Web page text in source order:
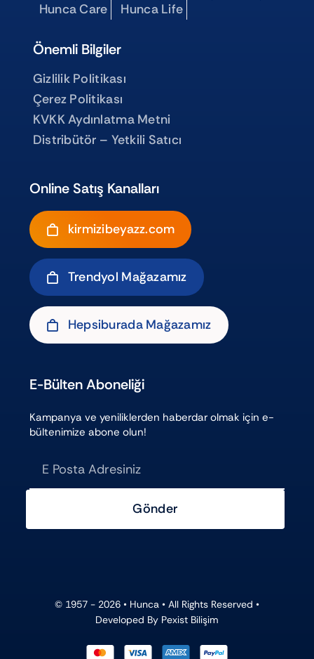
Online Satış Kanalları
kirmizibeyazz.com
Trendyol Mağazamız
Hepsiburada Mağazamız
Hunca Care
Hunca Life
Önemli Bilgiler
Gizlilik Politikası
Çerez Politikası
KVKK Aydınlatma Metni
Distribütör – Yetkili Satıcı
E-Bülten Aboneliği
Kampanya ve yeniliklerden haberdar olmak için e-
bültenimize abone olun!
Gönder
© 1957 - 2026 • Hunca • All Rights Reserved •
Developed By Pexist Bilişim